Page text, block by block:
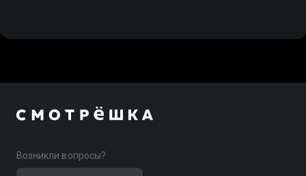
Возникли вопросы?